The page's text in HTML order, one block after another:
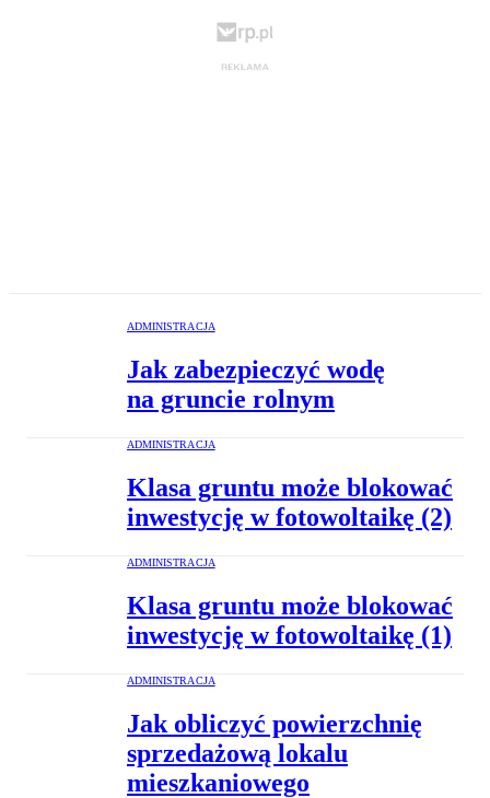
ADMINISTRACJA
Jak zabezpieczyć wodę
na gruncie rolnym
ADMINISTRACJA
Klasa gruntu może blokować
inwestycję w fotowoltaikę (2)
ADMINISTRACJA
Klasa gruntu może blokować
inwestycję w fotowoltaikę (1)
ADMINISTRACJA
Jak obliczyć powierzchnię
sprzedażową lokalu
mieszkaniowego